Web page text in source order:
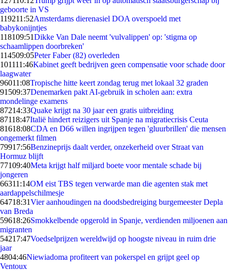
geboorte in VS
119211:52Amsterdams dierenasiel DOA overspoeld met
babykonijntjes
118109:51Dikke Van Dale neemt 'vulvalippen' op: 'stigma op
schaamlippen doorbreken'
114509:05Peter Faber (82) overleden
101111:46Kabinet geeft bedrijven geen compensatie voor schade door
laagwater
96011:08Tropische hitte keert zondag terug met lokaal 32 graden
91509:37Denemarken pakt AI-gebruik in scholen aan: extra
mondelinge examens
87214:33Quake krijgt na 30 jaar een gratis uitbreiding
87118:47Italië hindert reizigers uit Spanje na migratiecrisis Ceuta
81618:08CDA en D66 willen ingrijpen tegen 'gluurbrillen' die mensen
ongemerkt filmen
79917:56Benzineprijs daalt verder, onzekerheid over Straat van
Hormuz blijft
77109:40Meta krijgt half miljard boete voor mentale schade bij
jongeren
66311:14OM eist TBS tegen verwarde man die agenten stak met
aardappelschilmesje
64718:31Vier aanhoudingen na doodsbedreiging burgemeester Depla
van Breda
59618:26Smokkelbende opgerold in Spanje, verdienden miljoenen aan
migranten
54217:47Voedselprijzen wereldwijd op hoogste niveau in ruim drie
jaar
4804:46Niewiadoma profiteert van pokerspel en grijpt geel op
Ventoux